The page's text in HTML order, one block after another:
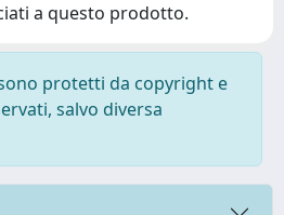
a questo prodotto.
protetti da copyright e
salvo diversa